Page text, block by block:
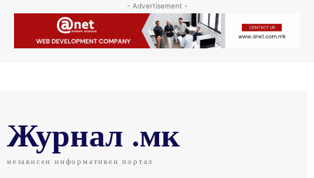
- Advertisement -
Журнал .мк
независен информативен портал